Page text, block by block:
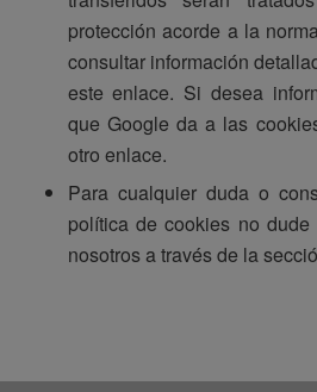
protección acorde a la
consultar información
este enlace. Si desea
que Google da a las
otro enlace.
Para cualquier duda o
política de cookies no
nosotros a través de la